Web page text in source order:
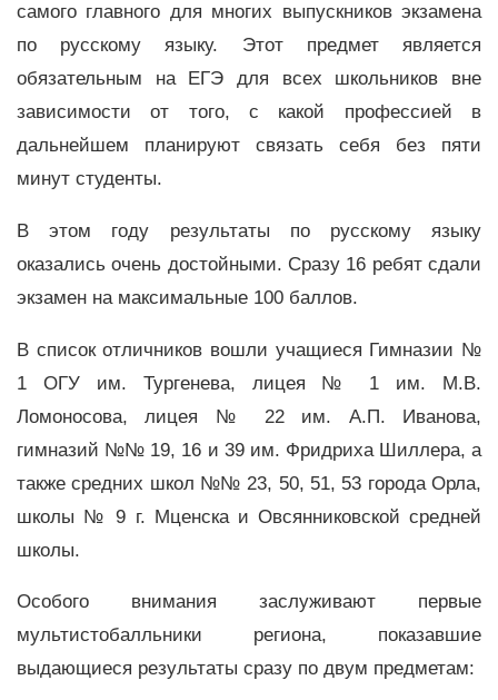
самого главного для многих выпускников экзамена
по русскому языку. Этот предмет является
обязательным на ЕГЭ для всех школьников вне
зависимости от того, с какой профессией в
дальнейшем планируют связать себя без пяти
минут студенты.
В этом году результаты по русскому языку
оказались очень достойными. Сразу 16 ребят сдали
экзамен на максимальные 100 баллов.
В список отличников вошли учащиеся Гимназии №
1 ОГУ им. Тургенева, лицея № 1 им. М.В.
Ломоносова, лицея № 22 им. А.П. Иванова,
гимназий №№ 19, 16 и 39 им. Фридриха Шиллера, а
также средних школ №№ 23, 50, 51, 53 города Орла,
школы № 9 г. Мценска и Овсянниковской средней
школы.
Особого внимания заслуживают первые
мультистобалльники региона, показавшие
выдающиеся результаты сразу по двум предметам: